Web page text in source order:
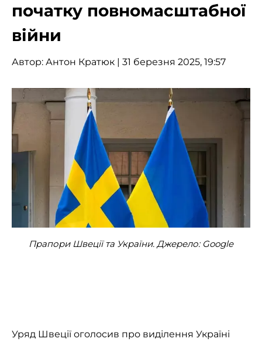
початку повномасштабної
війни
Автор: Антон Кратюк | 31 березня 2025, 19:57
Прапори Швеції та України. Джерело: Google
Уряд Швеції оголосив про виділення Україні